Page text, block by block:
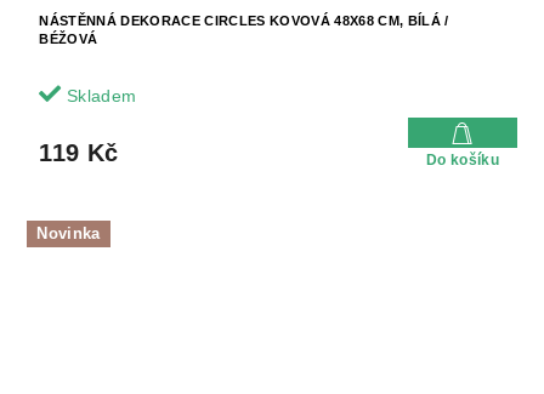
NÁSTĚNNÁ DEKORACE CIRCLES KOVOVÁ 48X68 CM, BÍLÁ /
BÉŽOVÁ
Skladem
119 Kč Do košíku
Novinka